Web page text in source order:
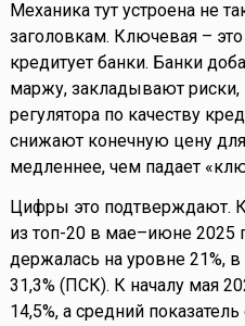
Механика тут устроена не
заголовкам. Ключевая –
кредитует банки. Банки
маржу, закладывают
регулятора по качеству
снижают конечную цену
медленнее, чем падает
Цифры это подтверждают.
из топ-20 в мае–июне 2025
держалась на уровне 21%,
31,3% (ПСК). К началу мая
14,5%, а средний